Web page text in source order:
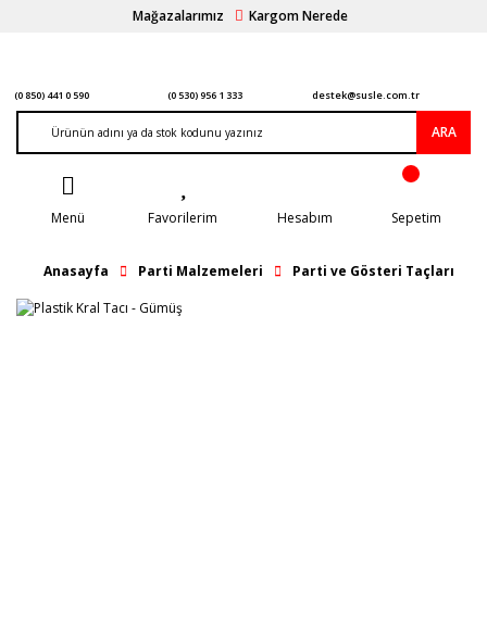
Mağazalarımız Kargom Nerede
(0 850) 441 0 590 (0 530) 956 1 333 destek@susle.com.tr
ARA
Menü Favorilerim Hesabım Sepetim
Anasayfa Parti Malzemeleri Parti ve Gösteri Taçları